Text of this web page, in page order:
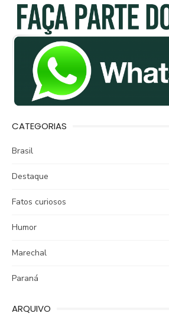
CATEGORIAS
Brasil
Destaque
Fatos curiosos
Humor
Marechal
Paraná
ARQUIVO